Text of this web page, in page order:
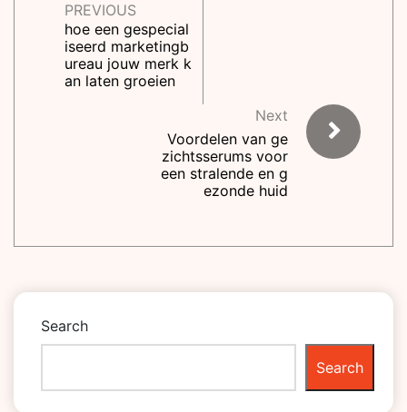
PREVIOUS
hoe een gespecial
iseerd marketingb
ureau jouw merk k
an laten groeien
Next
Voordelen van ge
zichtsserums voor
een stralende en g
ezonde huid
Search
Search